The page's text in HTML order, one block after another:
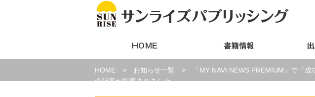
HOME >
お知らせ一覧 > 「MY NAVI NEWS PREMIUM」で『成
介記事が掲載されました。